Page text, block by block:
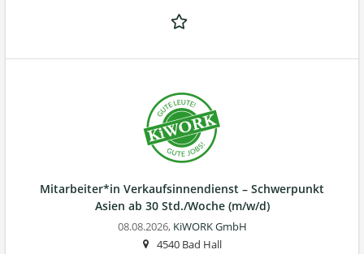
Mitarbeiter*in Verkaufsinnendienst – Schwerpunkt
Asien ab 30 Std./Woche (m/w/d)
08.08.2026, KiWORK GmbH
4540 Bad Hall